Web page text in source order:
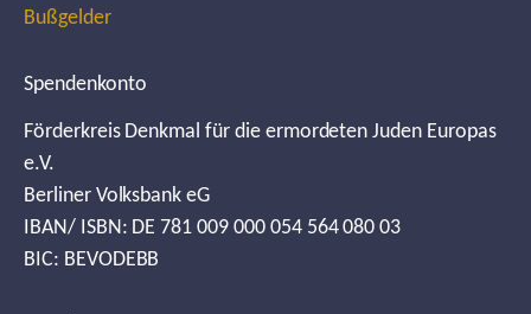
Bußgelder
Spendenkonto
Förderkreis Denkmal für die ermordeten Juden Europas
e.V.
Berliner Volksbank eG
IBAN/ ISBN: DE 781 009 000 054 564 080 03
BIC: BEVODEBB